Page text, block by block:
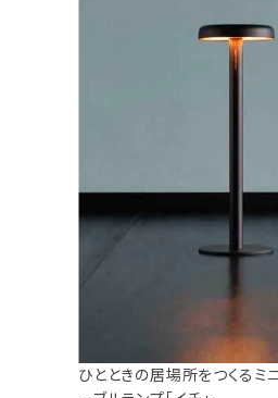
ひとときの居場所をつくるミ